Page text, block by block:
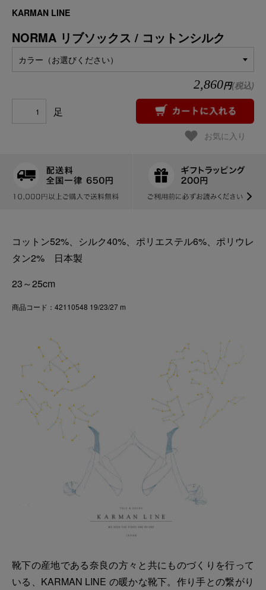
KARMAN LINE
NORMA リブソックス / コットンシルク
カラー（お選びください）
2,860円(税込)
足
お気に入り
コットン52%、シルク40%、ポリエステル6%、ポリウレ
タン2% 日本製
23～25cm
商品コード：42110548 19/23/27 m
靴下の産地である奈良の方々と共にものづくりを行って
いる、KARMAN LINE の暖かな靴下。作り手との繋がり